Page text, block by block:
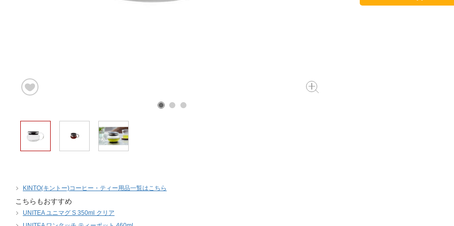
KINTO(キントー)コーヒー・ティー用品一覧はこちら
こちらもおすすめ
UNITEA ユニマグ S 350ml クリア